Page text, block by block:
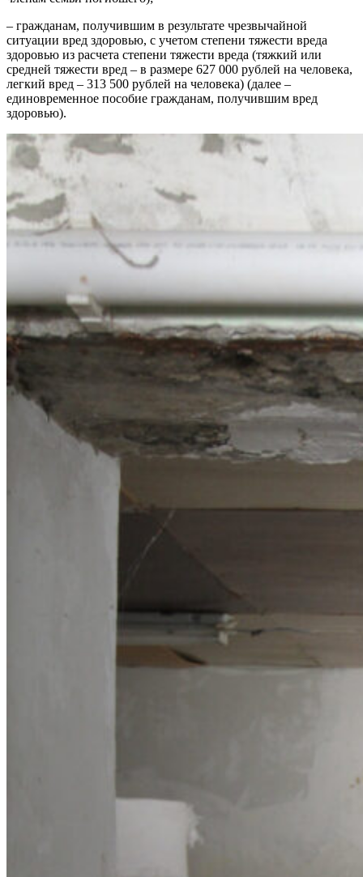
– гражданам, получившим в результате чрезвычайной
ситуации вред здоровью, с учетом степени тяжести вреда
здоровью из расчета степени тяжести вреда (тяжкий или
средней тяжести вред – в размере 627 000 рублей на человека,
легкий вред – 313 500 рублей на человека) (далее –
единовременное пособие гражданам, получившим вред
здоровью).